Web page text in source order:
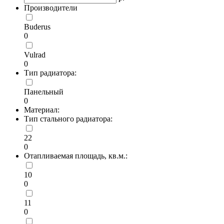
Производители
Buderus
0
Vulrad
0
Тип радиатора:
Панельный
0
Материал:
Тип стального радиатора:
22
0
Отапливаемая площадь, кв.м.:
10
0
11
0